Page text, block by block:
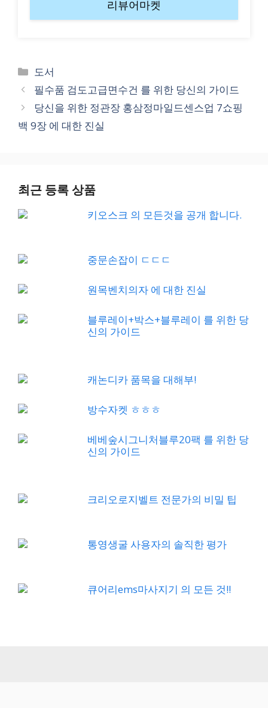
리뷰어마켓
Categories
도서
필수품 검도고급면수건 를 위한 당신의 가이드
당신을 위한 정관장 홍삼정마일드센스업 7쇼핑
백 9장 에 대한 진실
최근 등록 상품
키오스크 의 모든것을 공개 합니다.
중문손잡이 ㄷㄷㄷ
원목벤치의자 에 대한 진실
블루레이+박스+블루레이 를 위한 당
신의 가이드
캐논디카 품목을 대해부!
방수자켓 ㅎㅎㅎ
베베숲시그니처블루20팩 를 위한 당
신의 가이드
크리오로지벨트 전문가의 비밀 팁
통영생굴 사용자의 솔직한 평가
큐어리ems마사지기 의 모든 것!!